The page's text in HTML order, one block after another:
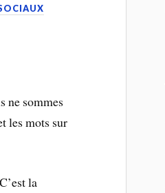
ne sommes
les mots sur
la